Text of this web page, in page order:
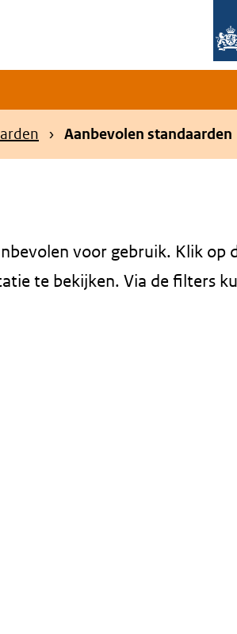
Aanbevolen standaarden
voor gebruik. Klik op
te bekijken. Via de filters